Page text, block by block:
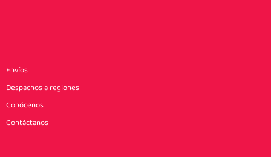
Envíos
Despachos a regiones
Conócenos
Contáctanos